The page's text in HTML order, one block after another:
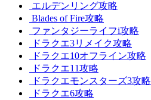
エルデンリング攻略
Blades of Fire攻略
ファンタジーライフi攻略
ドラクエ3リメイク攻略
ドラクエ10オフライン攻略
ドラクエ11攻略
ドラクエモンスターズ3攻略
ドラクエ6攻略